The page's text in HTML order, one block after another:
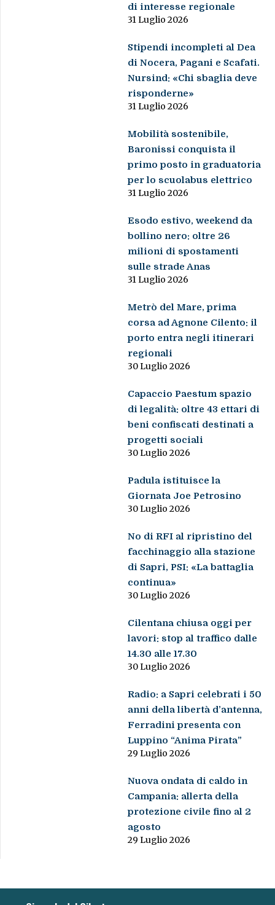
di interesse regionale
31 Luglio 2026
Stipendi incompleti al Dea
di Nocera, Pagani e Scafati.
Nursind: «Chi sbaglia deve
risponderne»
31 Luglio 2026
Mobilità sostenibile,
Baronissi conquista il
primo posto in graduatoria
per lo scuolabus elettrico
31 Luglio 2026
Esodo estivo, weekend da
bollino nero: oltre 26
milioni di spostamenti
sulle strade Anas
31 Luglio 2026
Metrò del Mare, prima
corsa ad Agnone Cilento: il
porto entra negli itinerari
regionali
30 Luglio 2026
Capaccio Paestum spazio
di legalità: oltre 43 ettari di
beni confiscati destinati a
progetti sociali
30 Luglio 2026
Padula istituisce la
Giornata Joe Petrosino
30 Luglio 2026
No di RFI al ripristino del
facchinaggio alla stazione
di Sapri, PSI: «La battaglia
continua»
30 Luglio 2026
Cilentana chiusa oggi per
lavori: stop al traffico dalle
14.30 alle 17.30
30 Luglio 2026
Radio: a Sapri celebrati i 50
anni della libertà d’antenna,
Ferradini presenta con
Luppino “Anima Pirata”
29 Luglio 2026
Nuova ondata di caldo in
Campania: allerta della
protezione civile fino al 2
agosto
29 Luglio 2026